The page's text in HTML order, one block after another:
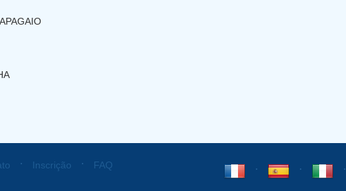
⋅ Inscrição ⋅ FAQ ⋅ ⋅ ⋅